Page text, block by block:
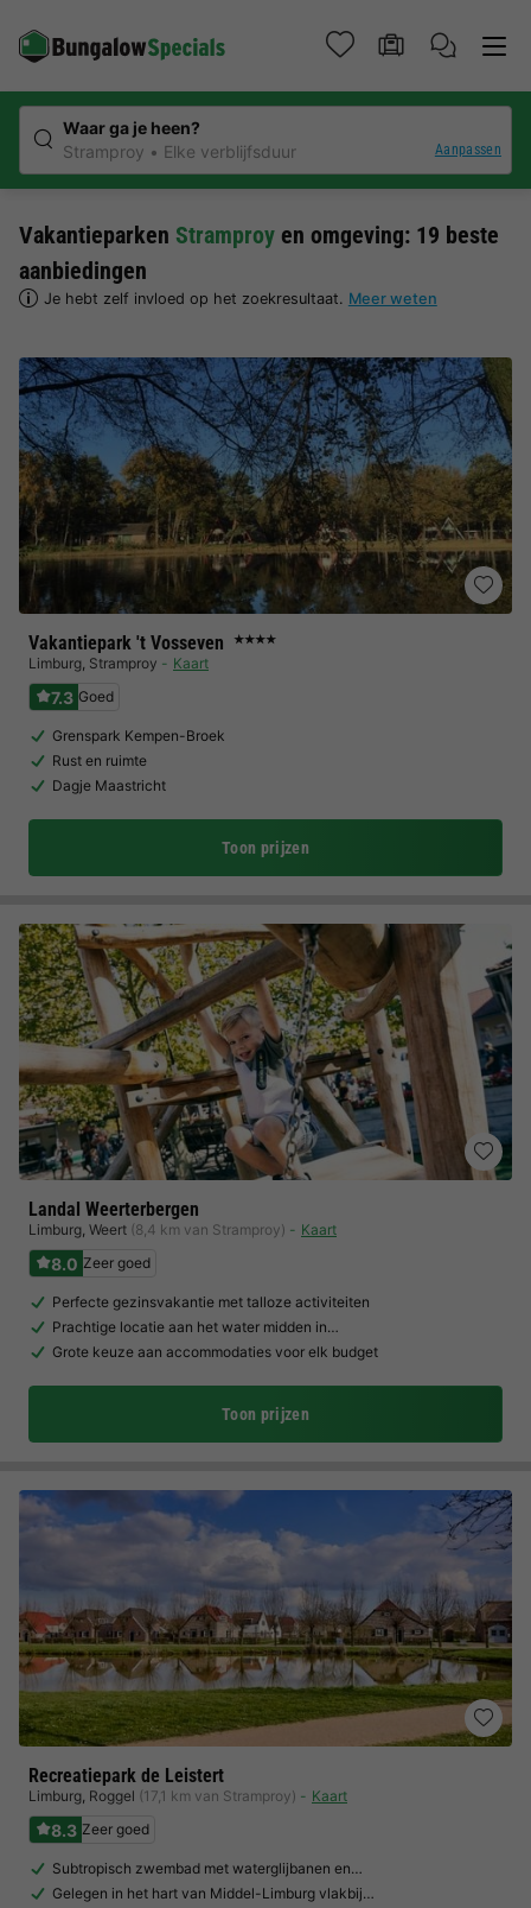
Waar ga je heen?
Stramproy
Elke verblijfsduur Aanpassen
Vakantieparken Stramproy en omgeving: 19 beste
aanbiedingen
Je hebt zelf invloed op het zoekresultaat. Meer weten
Vakantiepark 't Vosseven ★★★★
Limburg, Stramproy Kaart
7.3 Goed
Grenspark Kempen-Broek
Rust en ruimte
Dagje Maastricht
Toon prijzen
Landal Weerterbergen
Limburg, Weert (8,4 km van Stramproy) Kaart
8.0 Zeer goed
Perfecte gezinsvakantie met talloze activiteiten
Prachtige locatie aan het water midden in…
Grote keuze aan accommodaties voor elk budget
Toon prijzen
Recreatiepark de Leistert
Limburg, Roggel (17,1 km van Stramproy) Kaart
8.3 Zeer goed
Subtropisch zwembad met waterglijbanen en…
Gelegen in het hart van Middel-Limburg vlakbij…